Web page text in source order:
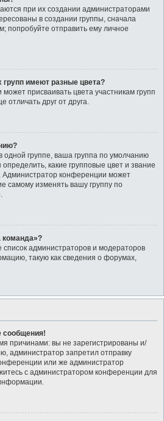
при их создании администраторами
в создании группы, сначала
попробуйте отправить ему личное
групп имеют разные цвета?
присваивать цвета участникам групп
отличать друг от друга.
одной группе, ваша группа по умолчанию
какие групповые цвет и звание
конференции может
самому изменять вашу группу по
команда»?
администраторов и модераторов
такую как сведения о форумах,
сообщения!
причинами: вы не зарегистрированы и/
администратор запретил отправку
или же администратор
с администратором конференции для